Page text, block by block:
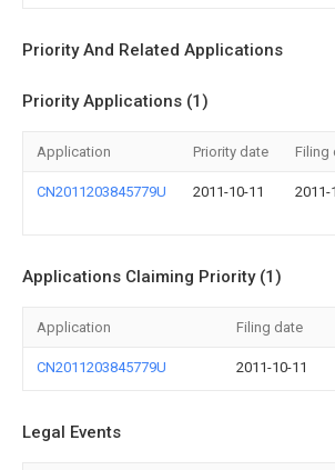
Priority And Related Applications
Priority Applications (1)
Application Priority date Filing
CN2011203845779U 2011-10-11 2011-
Applications Claiming Priority (1)
Application Filing date
CN2011203845779U 2011-10-11
Legal Events